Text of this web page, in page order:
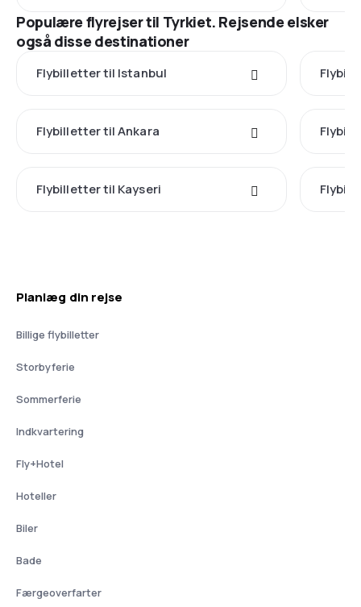
Populære flyrejser til Tyrkiet. Rejsende elsker
også disse destinationer
Flybilletter til Istanbul
Flybilletter til Ankara
Flybilletter til Kayseri
Planlæg din rejse
Billige flybilletter
Storbyferie
Sommerferie
Indkvartering
Fly+Hotel
Hoteller
Biler
Bade
Færgeoverfarter